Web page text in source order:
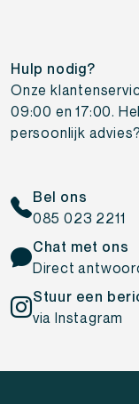
Hulp nodig?
Onze
09:00 en 17:00.
persoonlijk
Bel ons
085 023 2211
Chat met ons
Direct
Stuur een
via Instagram